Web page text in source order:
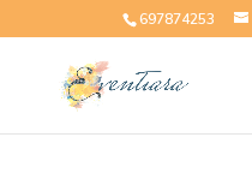
697874253